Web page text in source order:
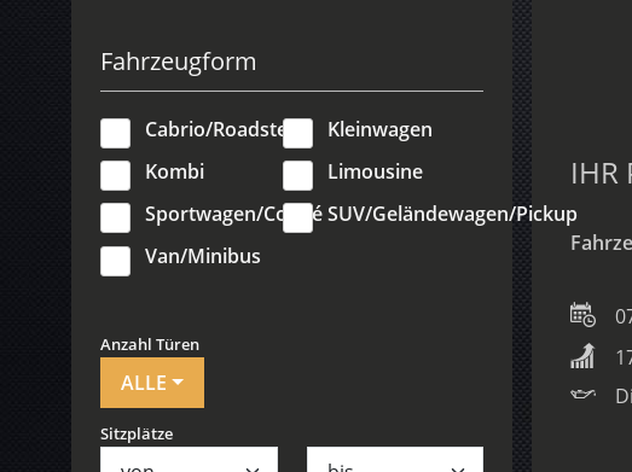
Fahrzeugform
Cabrio/Roadster
Kleinwagen
Kombi
Limousine
Sportwagen/CoupéSUV/Geländewagen/Pickup
Van/Minibus
Anzahl Türen
ALLE
Sitzplätze
IHR